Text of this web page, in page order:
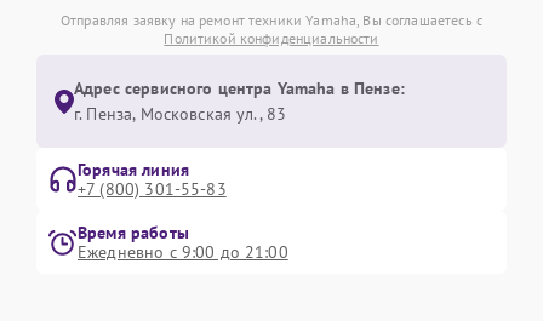
Отправляя заявку на ремонт техники Yamaha, Вы соглашаетесь с
Политикой конфиденциальности
Адрес сервисного центра Yamaha в Пензе:
г. Пенза, Московская ул., 83
Горячая линия
+7 (800) 301-55-83
Время работы
Ежедневно с 9:00 до 21:00